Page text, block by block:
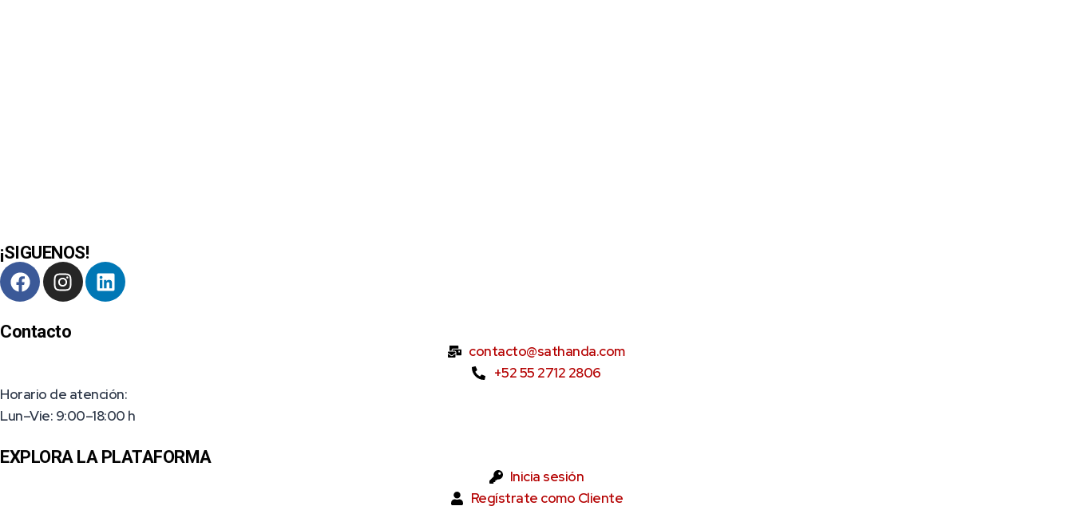
¡SIGUENOS!
Contacto
contacto@sathanda.com
+52 55 2712 2806
Horario de atención:
Lun–Vie: 9:00–18:00 h
EXPLORA LA PLATAFORMA
Inicia sesión
Regístrate como Cliente